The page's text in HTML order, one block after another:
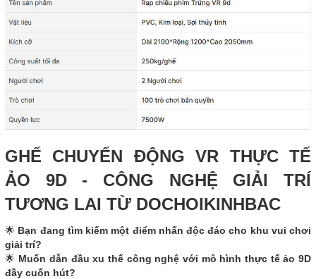
GHẾ CHUYỂN ĐỘNG VR THỰC TẾ
ẢO 9D - CÔNG NGHỆ GIẢI TRÍ
TƯƠNG LAI TỪ DOCHOIKINHBAC
🌟 Bạn đang tìm kiếm một điểm nhấn độc đáo cho khu vui chơi
giải trí?
🌟 Muốn dẫn đầu xu thế công nghệ với mô hình thực tế ảo 9D
đầy cuốn hút?